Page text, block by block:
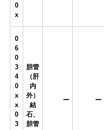
0
x
0
6
0
3
4
0
x
x
0
3
胆管
（肝
内
外）
結
石、
胆管
ー ー